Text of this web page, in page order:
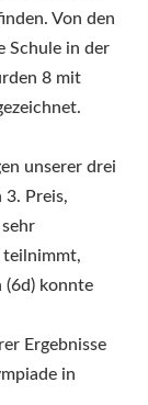
Von den
Schule in der
8 mit
unserer drei
3. Preis,
teilnimmt,
(6d) konnte
Ergebnisse
in